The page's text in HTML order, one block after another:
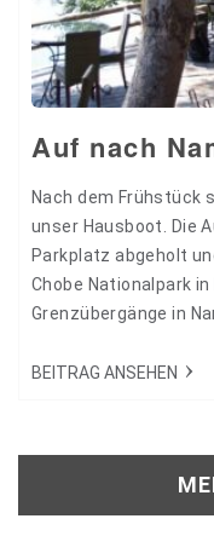
Auf nach
Nach dem Frühstück
unser Hausboot. Die
Parkplatz abgeholt
Chobe Nationalpark
Grenzübergänge in
im Supermarkt für
BEITRAG ANSEHEN